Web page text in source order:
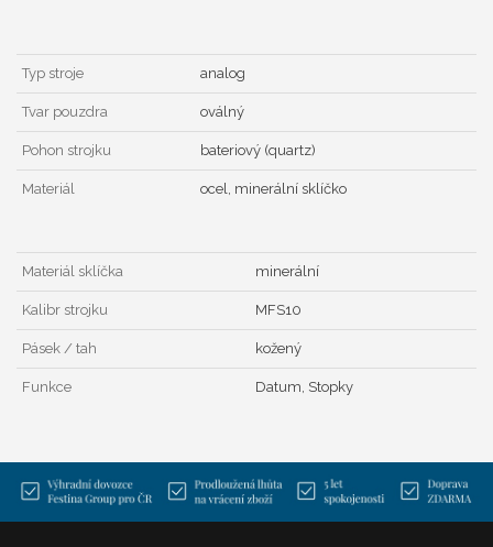
Typ stroje analog
Tvar pouzdra oválný
Pohon strojku bateriový (quartz)
Materiál ocel, minerální sklíčko
Materiál sklíčka minerální
Kalibr strojku MFS10
Pásek / tah kožený
Funkce Datum, Stopky